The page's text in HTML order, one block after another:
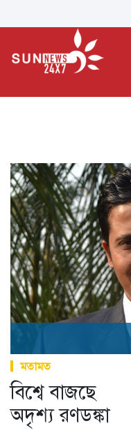
মতামত
বিশ্বে বাজছে
অদৃশ্য রণডঙ্কা